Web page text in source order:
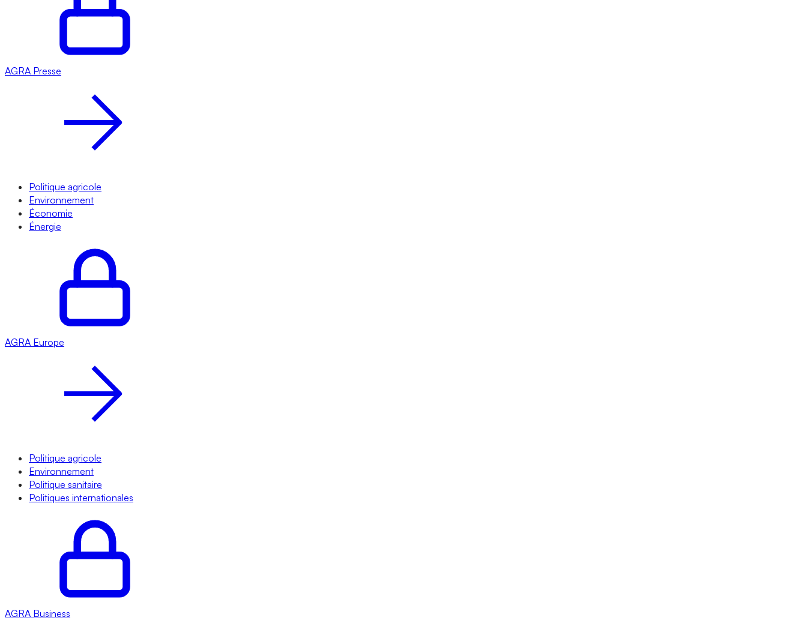
AGRA Presse
Politique agricole
Environnement
Économie
Énergie
AGRA Europe
Politique agricole
Environnement
Politique sanitaire
Politiques internationales
AGRA Business